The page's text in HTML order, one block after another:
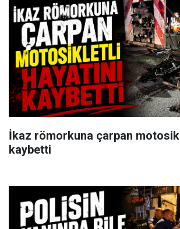
İkaz römorkuna çarpan
kaybetti